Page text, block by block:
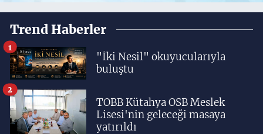
Trend Haberler
"İki Nesil" okuyucularıyla
buluştu
1
TOBB Kütahya OSB Meslek
Lisesi'nin geleceği masaya
yatırıldı
2